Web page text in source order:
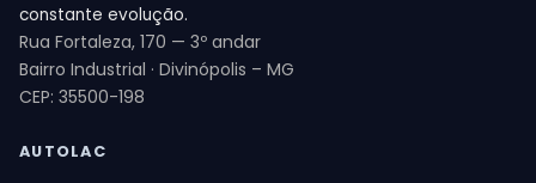
constante evolução.
Rua Fortaleza, 170 — 3º andar
Bairro Industrial · Divinópolis – MG
CEP: 35500-198
AUTOLAC